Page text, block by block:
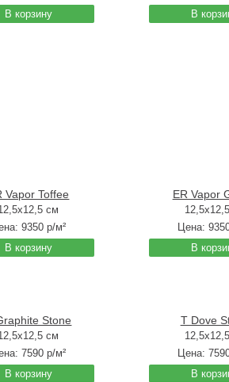
В корзину
В
Vapor Toffee
см
9350 р/м²
В корзину
ER Vapor
Цена:
В
Stone
см
7590 р/м²
В корзину
T Dove
Цена:
В